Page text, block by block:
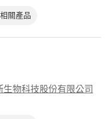
關產品
生物科技股份有限公司